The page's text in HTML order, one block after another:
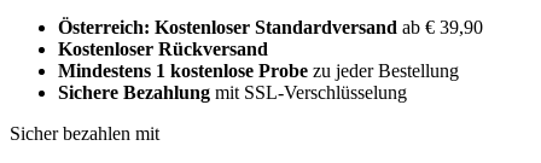
Österreich: Kostenloser Standardversand ab € 39,90
Kostenloser Rückversand
Mindestens 1 kostenlose Probe zu jeder Bestellung
Sichere Bezahlung mit SSL-Verschlüsselung
Sicher bezahlen mit